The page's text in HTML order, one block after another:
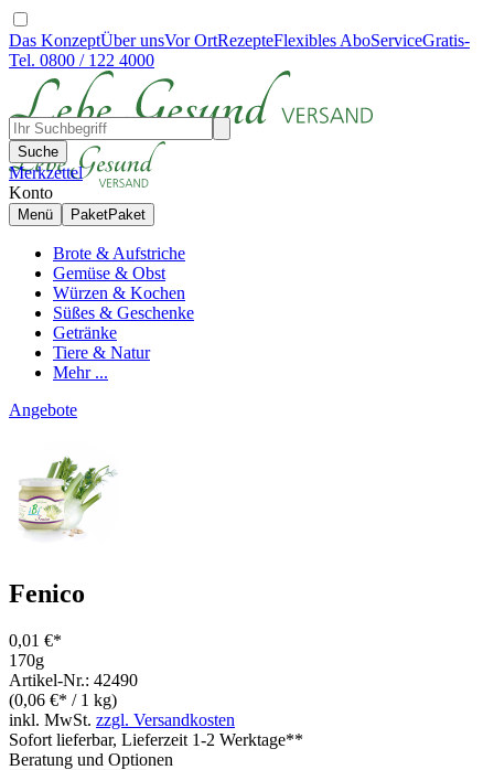
Das KonzeptÜber unsVor OrtRezepteFlexibles AboServiceGratis-
Tel. 0800 / 122 4000
Suche
Merkzettel
Konto
Menü PaketPaket
Brote & Aufstriche
Gemüse & Obst
Würzen & Kochen
Süßes & Geschenke
Getränke
Tiere & Natur
Mehr ...
Angebote
Fenico
0,01 €*
170g
Artikel-Nr.: 42490
(0,06 €* / 1 kg)
inkl. MwSt. zzgl. Versandkosten
Sofort lieferbar, Lieferzeit 1-2 Werktage**
Beratung und Optionen